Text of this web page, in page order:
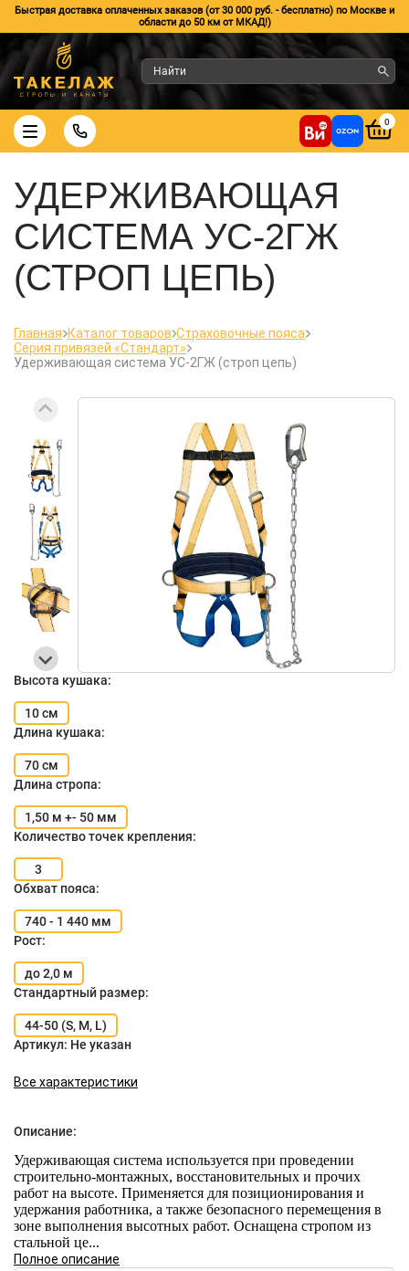
Быстрая доставка оплаченных заказов (от 30 000 руб. - бесплатно) по Москве и
области до 50 км от МКАД!)
0
УДЕРЖИВАЮЩАЯ
СИСТЕМА УС-2ГЖ
(СТРОП ЦЕПЬ)
Главная Каталог товаров Страховочные пояса
Серия привязей «Стандарт»
Удерживающая система УС-2ГЖ (строп цепь)
Высота кушака:
10 см
Длина кушака:
70 см
Длина стропа:
1,50 м +- 50 мм
Количество точек крепления:
3
Обхват пояса:
740 - 1 440 мм
Рост:
до 2,0 м
Стандартный размер:
44-50 (S, M, L)
Артикул: Не указан
Все характеристики
Описание:
Удерживающая система используется при проведении
строительно-монтажных, восстановительных и прочих
работ на высоте. Применяется для позиционирования и
удержания работника, а также безопасного перемещения в
зоне выполнения высотных работ. Оснащена стропом из
стальной це...
Полное описание